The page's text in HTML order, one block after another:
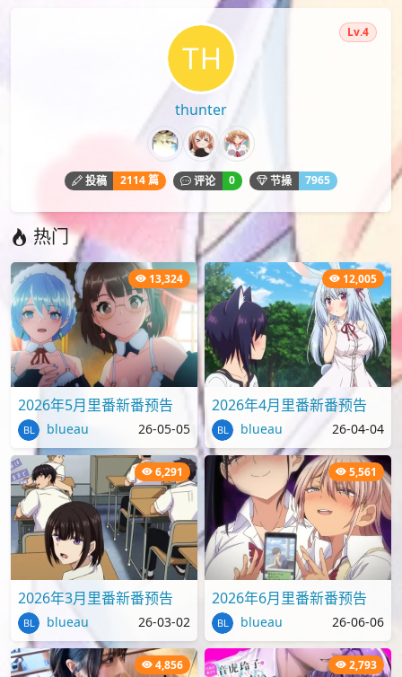
thunter
Lv.4
投稿 2114 篇 评论 0 节操 7965
热门
13,324
2026年5月里番新番预告
blueau 26-05-05
12,005
2026年4月里番新番预告
blueau 26-04-04
6,291
2026年3月里番新番预告
blueau 26-03-02
5,561
2026年6月里番新番预告
blueau 26-06-06
4,856 2,793